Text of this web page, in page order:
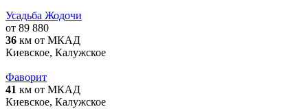
Усадьба Жодочи
от 89 880
36 км от МКАД
Киевское, Калужское
Фаворит
41 км от МКАД
Киевское, Калужское